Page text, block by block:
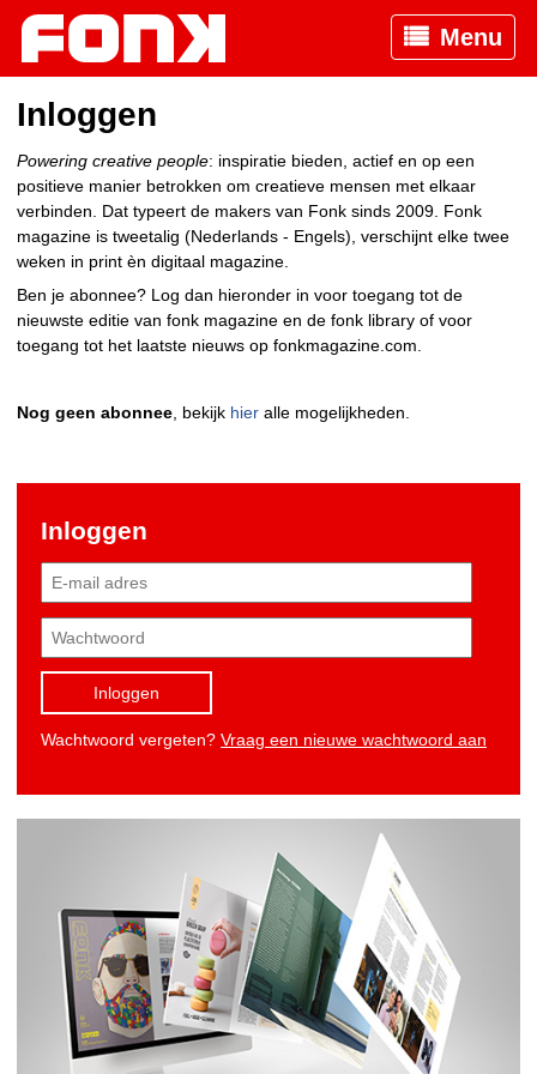
Menu
Inloggen
Powering creative people: inspiratie bieden, actief en op een
positieve manier betrokken om creatieve mensen met elkaar
verbinden. Dat typeert de makers van Fonk sinds 2009. Fonk
magazine is tweetalig (Nederlands - Engels), verschijnt elke twee
weken in print èn digitaal magazine.
Ben je abonnee? Log dan hieronder in voor toegang tot de
nieuwste editie van fonk magazine en de fonk library of voor
toegang tot het laatste nieuws op fonkmagazine.com.
Nog geen abonnee , bekijk hier alle mogelijkheden.
Inloggen
Inloggen
Wachtwoord vergeten? Vraag een nieuwe wachtwoord aan